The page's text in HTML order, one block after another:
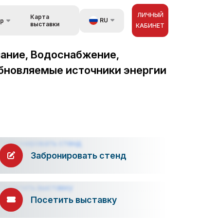
Карта
выставки
RU
EN
ЛИЧНЫЙ
КАБИНЕТ
Водоснабжение,
источники энергии
Забронировать стенд
Посетить выставку